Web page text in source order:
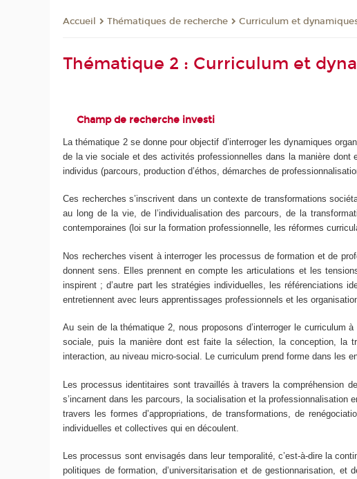
Accueil Thématiques de recherche Curriculum et
Thématique 2 : Curriculum et
Champ de recherche investi
La thématique 2 se donne pour objectif d’interroger les dynamiques
de la vie sociale et des activités professionnelles dans la manière
individus (parcours, production d’éthos, démarches de
Ces recherches s’inscrivent dans un contexte de transformations
au long de la vie, de l’individualisation des parcours, de la
contemporaines (loi sur la formation professionnelle, les réformes
Nos recherches visent à interroger les processus de formation et de
donnent sens. Elles prennent en compte les articulations et les
inspirent ; d’autre part les stratégies individuelles, les référenciations
entretiennent avec leurs apprentissages professionnels et les
Au sein de la thématique 2, nous proposons d’interroger le
sociale, puis la manière dont est faite la sélection, la conception, la
interaction, au niveau micro-social. Le curriculum prend forme dans les
Les processus identitaires sont travaillés à travers la
s’incarnent dans les parcours, la socialisation et la
travers les formes d’appropriations, de transformations, de
individuelles et collectives qui en découlent.
Les processus sont envisagés dans leur temporalité, c’est-à-dire la
politiques de formation, d’universitarisation et de gestionnarisation,